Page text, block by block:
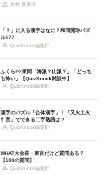
木村 真実子
「？」に入る漢字はなに？和同開珎パズ
ル177
QuizKnock編集部
ふくらP×東問「海派？山派？」「どっち
も怖い」【QuizKnock雑談中】
QuizKnock編集部
漢字のパズル「合体漢字」！「又火土火
忄言」でできる二字熟語は？
QuizKnock編集部
WHAT大会長・東言だけど質問ある？
【100の質問】
QuizKnock編集部